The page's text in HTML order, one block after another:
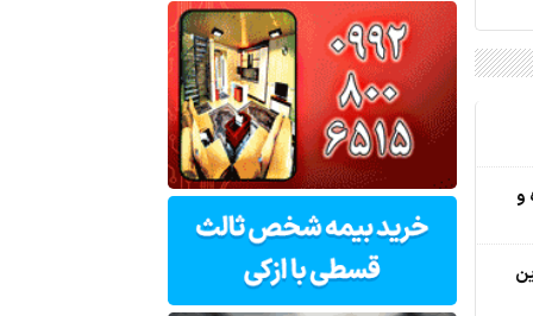
و